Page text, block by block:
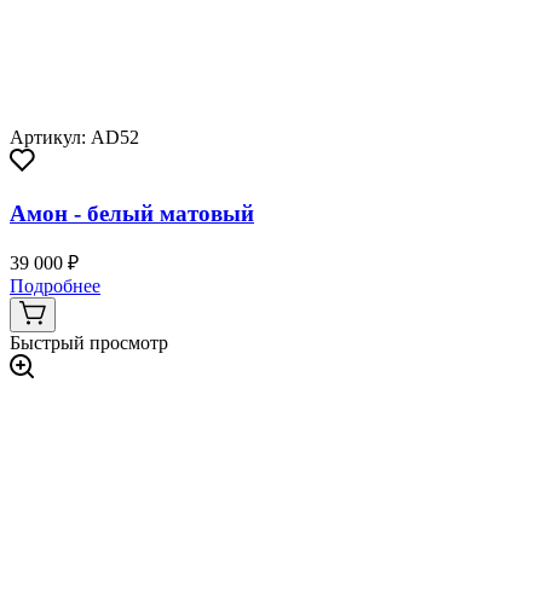
Артикул: AD52
Амон - белый матовый
39 000 ₽
Подробнее
Быстрый просмотр